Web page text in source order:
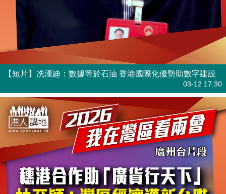
【短片】冼漢廸：數據等於石油 香港國際化優勢助數字建設
03-12 17:30